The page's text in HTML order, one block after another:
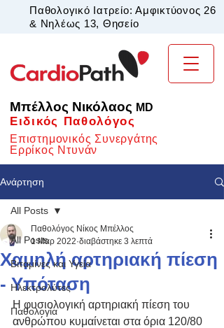
Παθολογικό Ιατρείο: Αμφικτύονος 26
& Νηλέως 13, Θησείο
Μπέλλος Νικόλαος MD
Ειδικός Παθολόγος
Επιστημονικός Συνεργάτης
Ερρίκος Ντυνάν
Ανάρτηση
All Posts
Βιταμίνες και Υγεία
Ηλεκτρολύτες
Παθολογία
All Posts
Χαμηλή αρτηριακή πίεση
- Υπόταση
Παθολόγος Νίκος Μπέλλος
1 Μαρ 2022 διαβάστηκε 3 λεπτά
Η φυσιολογική αρτηριακή πίεση του
ανθρώπου κυμαίνεται στα όρια 120/80